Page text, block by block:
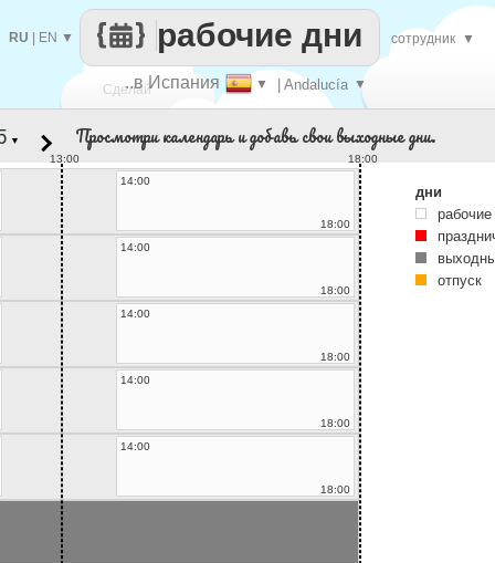
Сделай
..в Испания ▼ | Andalucía ▼
рабочие дни
RU EN ▼ сотрудник ▼
▼ Просмотри календарь и добавь свои выходные дни.
13:00
18:00
14:00
18:00
14:00
18:00
14:00
18:00
14:00
18:00
14:00
18:00
дни
отпуск